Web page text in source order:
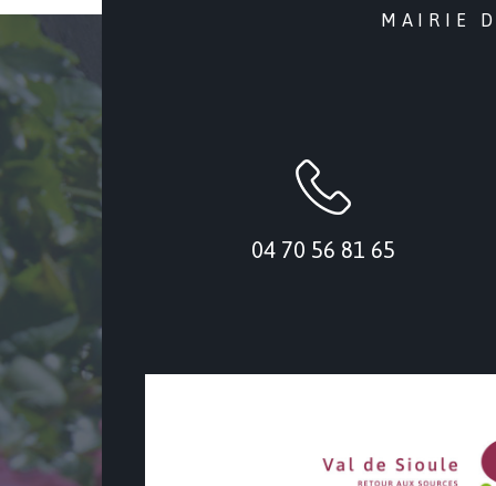
MAIRIE
04 70 56 81 65